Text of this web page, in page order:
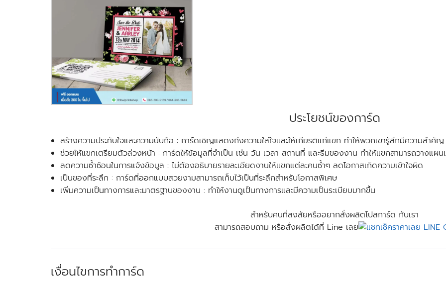
ประโยชน์ของการ์ด
สร้างความประทับใจและความนับถือ : การ์ดเชิญแสดงถึงความใส่ใจและให้เกียรติแก่แขก ทำให้พวกเขารู้สึกมีความสำคัญ
ช่วยให้แขกเตรียมตัวล่วงหน้า : การ์ดให้ข้อมูลที่จำเป็น เช่น วัน เวลา สถานที่ และธีมของงาน ทำให้แขกสามารถวางแผน
ลดความซ้ำซ้อนในการแจ้งข้อมูล : ไม่ต้องอธิบายรายละเอียดงานให้แขกแต่ละคนซ้ำๆ ลดโอกาสเกิดความเข้าใจผิด
เป็นของที่ระลึก : การ์ดที่ออกแบบสวยงามสามารถเก็บไว้เป็นที่ระลึกสำหรับโอกาสพิเศษ
เพิ่มความเป็นทางการและมาตรฐานของงาน : ทำให้งานดูเป็นทางการและมีความเป็นระเบียบมากขึ้น
สำหรับคนที่สงสัยหรืออยากสั่งผลิตโปสการ์ด กับเรา
สามารถสอบถาม หรือสั่งผลิตได้ที่ Line เลย
เงื่อนไขการทำการ์ด